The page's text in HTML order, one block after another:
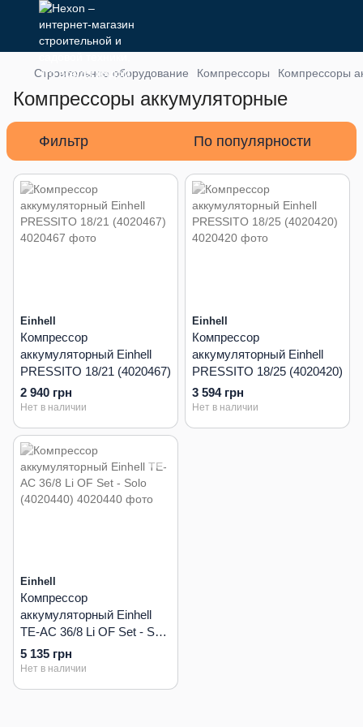
Строительное оборудование Компрессоры Компрессоры
Компрессоры аккумуляторные
Фильтр По популярности
Einhell
Компрессор
аккумуляторный Einhell
PRESSITO 18/21 (4020467)
2 940 грн
Нет в наличии
Einhell
Компрессор
аккумуляторный Einhell
PRESSITO 18/25 (4020420)
3 594 грн
Нет в наличии
Einhell
Компрессор
аккумуляторный Einhell
TE-AC 36/8 Li OF Set - Solo
(4020440)
5 135 грн
Нет в наличии